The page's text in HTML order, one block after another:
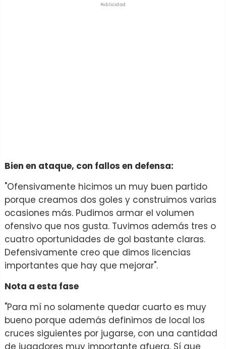
Publicidad
Bien en ataque, con fallos en defensa:
"Ofensivamente hicimos un muy buen partido
porque creamos dos goles y construimos varias
ocasiones más. Pudimos armar el volumen
ofensivo que nos gusta. Tuvimos además tres o
cuatro oportunidades de gol bastante claras.
Defensivamente creo que dimos licencias
importantes que hay que mejorar".
Nota a esta fase
"Para mí no solamente quedar cuarto es muy
bueno porque además definimos de local los
cruces siguientes por jugarse, con una cantidad
de jugadores muy importante afuera. Sí que